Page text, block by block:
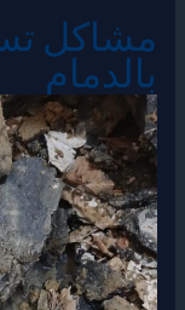
مشاكل
بالدمام